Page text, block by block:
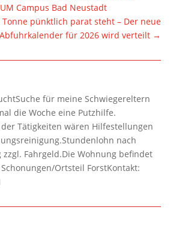
Campus Bad Neustadt
Tonne pünktlich parat steht – Der neue
Abfuhrkalender für 2026 wird verteilt →
für meine Schwiegereltern
die Woche eine Putzhilfe.
Tätigkeiten wären Hilfestellungen
nach
Fahrgeld.Die Wohnung befindet
Ortsteil ForstKontakt: